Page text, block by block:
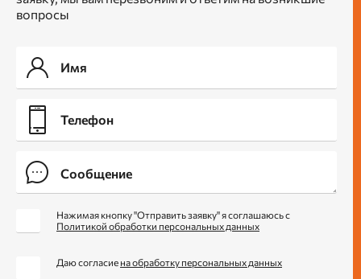
вопросы
Нажимая кнопку "Отправить заявку" я соглашаюсь с
Политикой обработки персональных данных
Даю согласие на обработку персональных данных